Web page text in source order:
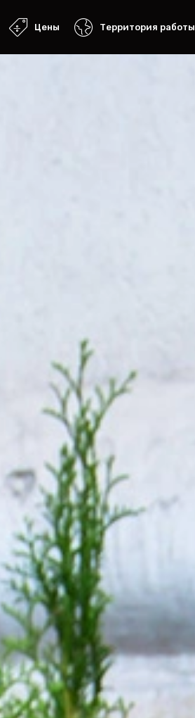
Цены Территория работы